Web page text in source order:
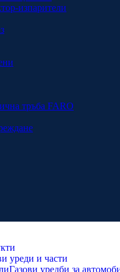
изпарители
тръба FARO
уреди и части
Газови уредби за